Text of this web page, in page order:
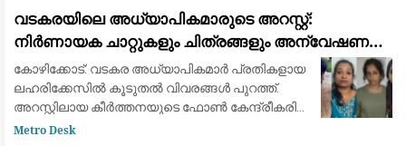
വടകരയിലെ അധ്യാപികമാരുടെ അറസ്റ്റ്:
നിർണായക ചാറ്റുകളും ചിത്രങ്ങളും അന്വേഷണ
സംഘത്തിന് ലഭിച്ചു
കോഴിക്കോട്: വടകര അധ്യാപികമാര്‍ പ്രതികളായ
ലഹരിക്കേസില്‍ കൂടുതല്‍ വിവരങ്ങള്‍ പുറത്ത്.
അറസ്റ്റിലായ കീര്‍ത്തനയുടെ ഫോണ്‍ കേന്ദ്രീകരിച്ച്
നത്തിയ അന്വേഷണത്തിലാണ് പൊലീസിന്
Metro Desk